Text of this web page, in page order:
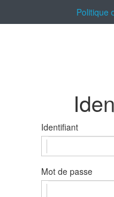
Politique
Identifiant
Mot de passe